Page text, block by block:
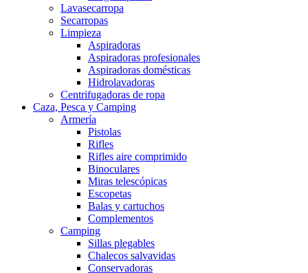
Lavasecarropa
Secarropas
Limpieza
Aspiradoras
Aspiradoras profesionales
Aspiradoras domésticas
Hidrolavadoras
Centrifugadoras de ropa
Caza, Pesca y Camping
Armería
Pistolas
Rifles
Rifles aire comprimido
Binoculares
Miras telescópicas
Escopetas
Balas y cartuchos
Complementos
Camping
Sillas plegables
Chalecos salvavidas
Conservadoras